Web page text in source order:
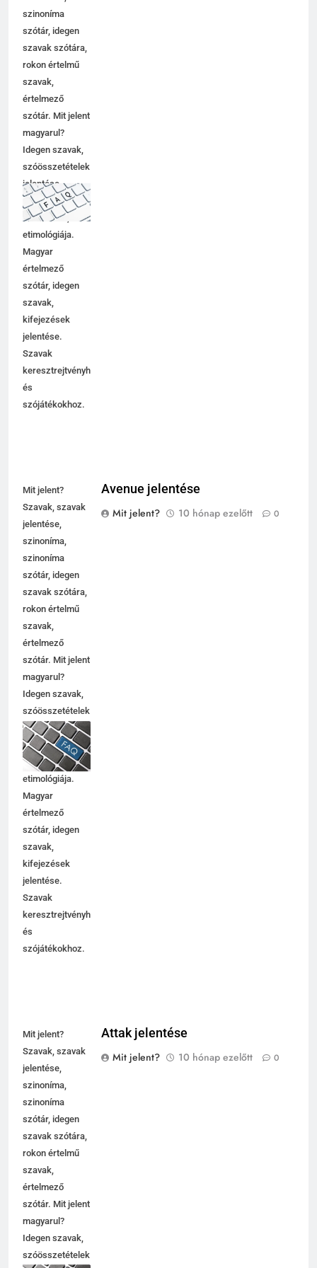
szinoníma
szótár, idegen
szavak szótára,
rokon értelmű
szavak,
értelmező
szótár. Mit jelent
magyarul?
Idegen szavak,
szóösszetételek
jelentése,
magyarázata,
használata,
etimológiája.
Magyar
értelmező
szótár, idegen
szavak,
kifejezések
jelentése.
Szavak
keresztrejtvényhez
és
szójátékokhoz.
Mit jelent?
Szavak, szavak
jelentése,
szinoníma,
szinoníma
szótár, idegen
szavak szótára,
rokon értelmű
szavak,
értelmező
szótár. Mit jelent
magyarul?
Idegen szavak,
szóösszetételek
jelentése,
magyarázata,
használata,
etimológiája.
Magyar
értelmező
szótár, idegen
szavak,
kifejezések
jelentése.
Szavak
keresztrejtvényhez
és
szójátékokhoz.
Avenue jelentése
Mit jelent?
10 hónap ezelőtt 0
Mit jelent?
Szavak, szavak
jelentése,
szinoníma,
szinoníma
szótár, idegen
szavak szótára,
rokon értelmű
szavak,
értelmező
szótár. Mit jelent
magyarul?
Idegen szavak,
szóösszetételek
Attak jelentése
Mit jelent?
10 hónap ezelőtt 0
5